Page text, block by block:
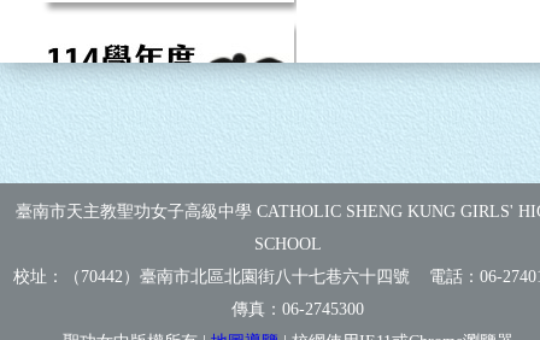
臺南市天主教聖功女子高級中學 CATHOLIC SHENG KUNG GIRLS'
SCHOOL
校址：（70442）臺南市北區北園街八十七巷六十四號 電話：06-
傳真： 06-2745300